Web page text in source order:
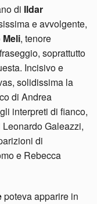
di Ildar
e avvolgente,
, tenore
soprattutto
Incisivo e
solidissima la
di Andrea
interpreti di fianco,
Galeazzi,
di
e Rebecca
poteva apparire in